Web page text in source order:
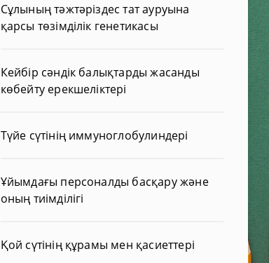
Сұлының тәжтәріздес тат ауруына
қарсы төзімділік генетикасы
Кейбір сәндік балықтарды жасанды
көбейту ерекшеліктері
Түйе сүтінің иммуноглобулиндері
Ұйымдағы персоналды басқару және
оның тиімділігі
Қой сүтінің құрамы мен қасиеттері